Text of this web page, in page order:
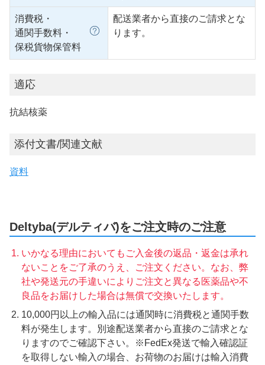
消費税・
通関手数料・
保税貨物保管料
配送業者から直接のご請求とな
ります。
適応
抗結核薬
添付文書/関連文献
資料
Deltyba(デルティバ)をご注文時のご注意
いかなる理由においてもご入金後の返品・返金は承れ
ないことをご了承のうえ、ご注文ください。なお、弊
社や発送元の手違いによりご注文と異なる医薬品や不
良品をお届けした場合は無償で交換いたします。
10,000円以上の輸入品には通関時に消費税と通関手数
料が発生します。別途配送業者から直接のご請求とな
りますのでご確認下さい。※FedEx発送で輸入確認証
を取得しない輸入の場合、お荷物のお届けは輸入消費